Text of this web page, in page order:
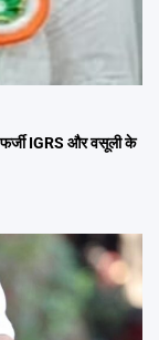
IGRS और वसूली के